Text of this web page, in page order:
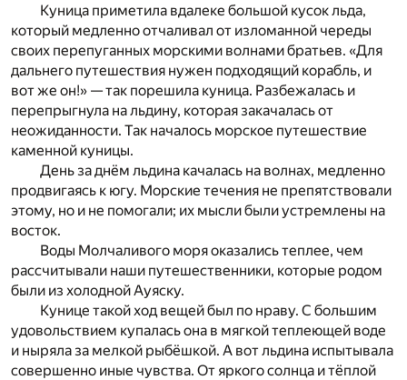
Куница приметила вдалеке большой кусок льда,
который медленно отчаливал от изломанной череды
своих перепуганных морскими волнами братьев. «Для
дальнего путешествия нужен подходящий корабль, и
вот же он!» — так порешила куница. Разбежалась и
перепрыгнула на льдину, которая закачалась от
неожиданности. Так началось морское путешествие
каменной куницы.
День за днём льдина качалась на волнах, медленно
продвигаясь к югу. Морские течения не препятствовали
этому, но и не помогали; их мысли были устремлены на
восток.
Воды Молчаливого моря оказались теплее, чем
рассчитывали наши путешественники, которые родом
были из холодной Ауяску.
Кунице такой ход вещей был по нраву. С большим
удовольствием купалась она в мягкой теплеющей воде
и ныряла за мелкой рыбёшкой. А вот льдина испытывала
совершенно иные чувства. От яркого солнца и тёплой